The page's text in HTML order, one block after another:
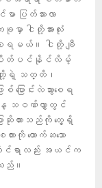
ပြတ်သားလာ
ာ ငါတို့အားလုံး
စေရမယ်။ ငါတို့ ချီ
ပိတ်ပင်နိုင်လိမ့်
တို့ရဲ့ သတ္တိ၊
ြောင်းလဲသွားစေရ
နေ့ သဝဏ်လွှာတွင်
ဆိုထားသည်ကို တွေ့ရှိ
ကို ထောက်ဆသော
ဆိုင်ရာလည်း အယင်က
ည်။